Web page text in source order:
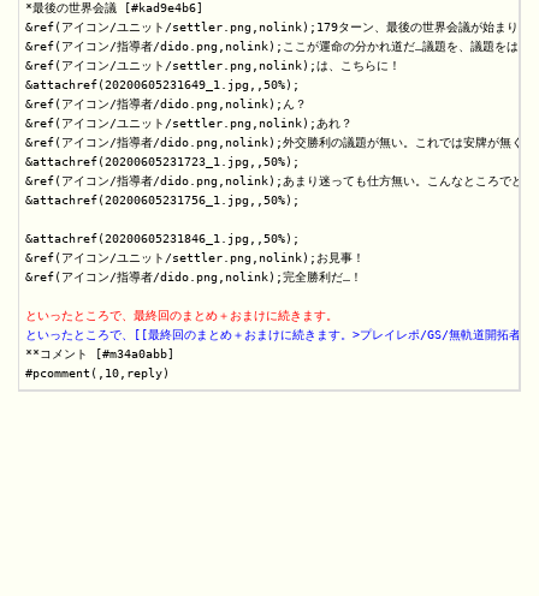
*最後の世界会議 [#kad9e4b6]
&ref(アイコン/ユニット/settler.png,nolink);179ターン、最後の世界会議が始まりま
&ref(アイコン/指導者/dido.png,nolink);ここが運命の分かれ道だ…議題を、議題をはよ
&ref(アイコン/ユニット/settler.png,nolink);は、こちらに！
&attachref(20200605231649_1.jpg,,50%);
&ref(アイコン/指導者/dido.png,nolink);ん？
&ref(アイコン/ユニット/settler.png,nolink);あれ？
&ref(アイコン/指導者/dido.png,nolink);外交勝利の議題が無い。これでは安牌が無く、実
&attachref(20200605231723_1.jpg,,50%);
&ref(アイコン/指導者/dido.png,nolink);あまり迷っても仕方無い。こんなところでどう
&attachref(20200605231756_1.jpg,,50%);
&attachref(20200605231846_1.jpg,,50%);
&ref(アイコン/ユニット/settler.png,nolink);お見事！
&ref(アイコン/指導者/dido.png,nolink);完全勝利だ…！
といったところで、最終回のまとめ＋おまけに続きます。
といったところで、[[最終回のまとめ＋おまけに続きます。>プレイレポ/GS/無軌道開拓者
**コメント [#m34a0abb]